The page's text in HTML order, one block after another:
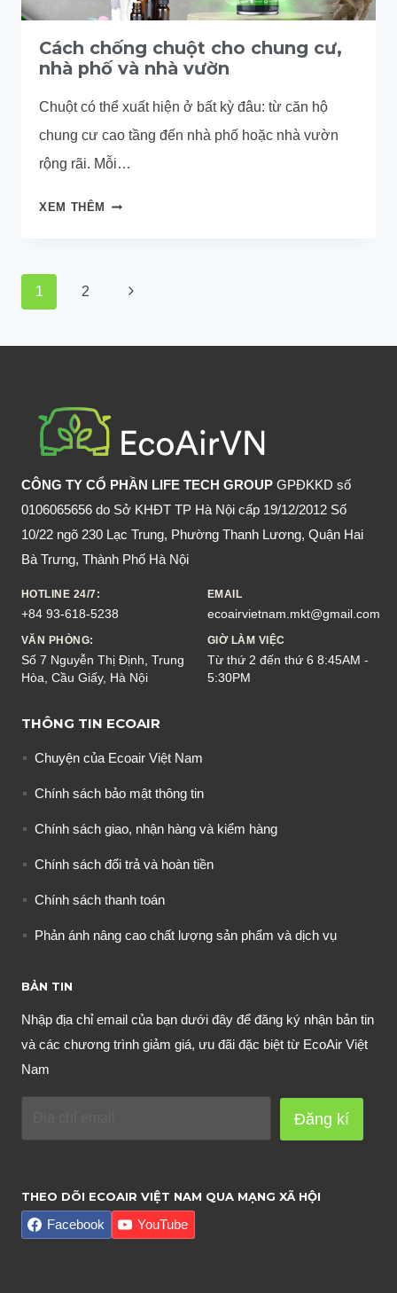
Cách chống chuột cho chung cư,
nhà phố và nhà vườn
Chuột có thể xuất hiện ở bất kỳ đâu: từ căn hộ
chung cư cao tầng đến nhà phố hoặc nhà vườn
rộng rãi. Mỗi…
XEM THÊM
CÁCH
CHUNG
VƯỜN
Page
navigation
1 2 Next
CÔNG TY CỔ PHẦN LIFE TECH GROUP GPĐKKD số
0106065656 do Sở KHĐT TP Hà Nội cấp 19/12/2012 Số
10/22 ngõ 230 Lạc Trung, Phường Thanh Lương, Quận Hai
Bà Trưng, Thành Phố Hà Nội
HOTLINE 24/7:
+84 93-618-5238
EMAIL
ecoairvietnam.mkt@gmail.com
VĂN PHÒNG:
Số 7 Nguyễn Thị Định, Trung
Hòa, Cầu Giấy, Hà Nội
GIỜ LÀM VIỆC
Từ thứ 2 đến thứ 6 8:45AM -
5:30PM
THÔNG TIN ECOAIR
Chuyện của Ecoair Việt Nam
Chính sách bảo mật thông tin
Chính sách giao, nhận hàng và kiểm hàng
Chính sách đổi trả và hoàn tiền
Chính sách thanh toán
Phản ánh nâng cao chất lượng sản phẩm và dịch vụ
BẢN TIN
Nhập địa chỉ email của bạn dưới đây để đăng ký nhận bản tin
và các chương trình giảm giá, ưu đãi đặc biệt từ EcoAir Việt
Nam
Đăng kí
THEO DÕI ECOAIR VIỆT NAM QUA MẠNG XÃ HỘI
Facebook YouTube